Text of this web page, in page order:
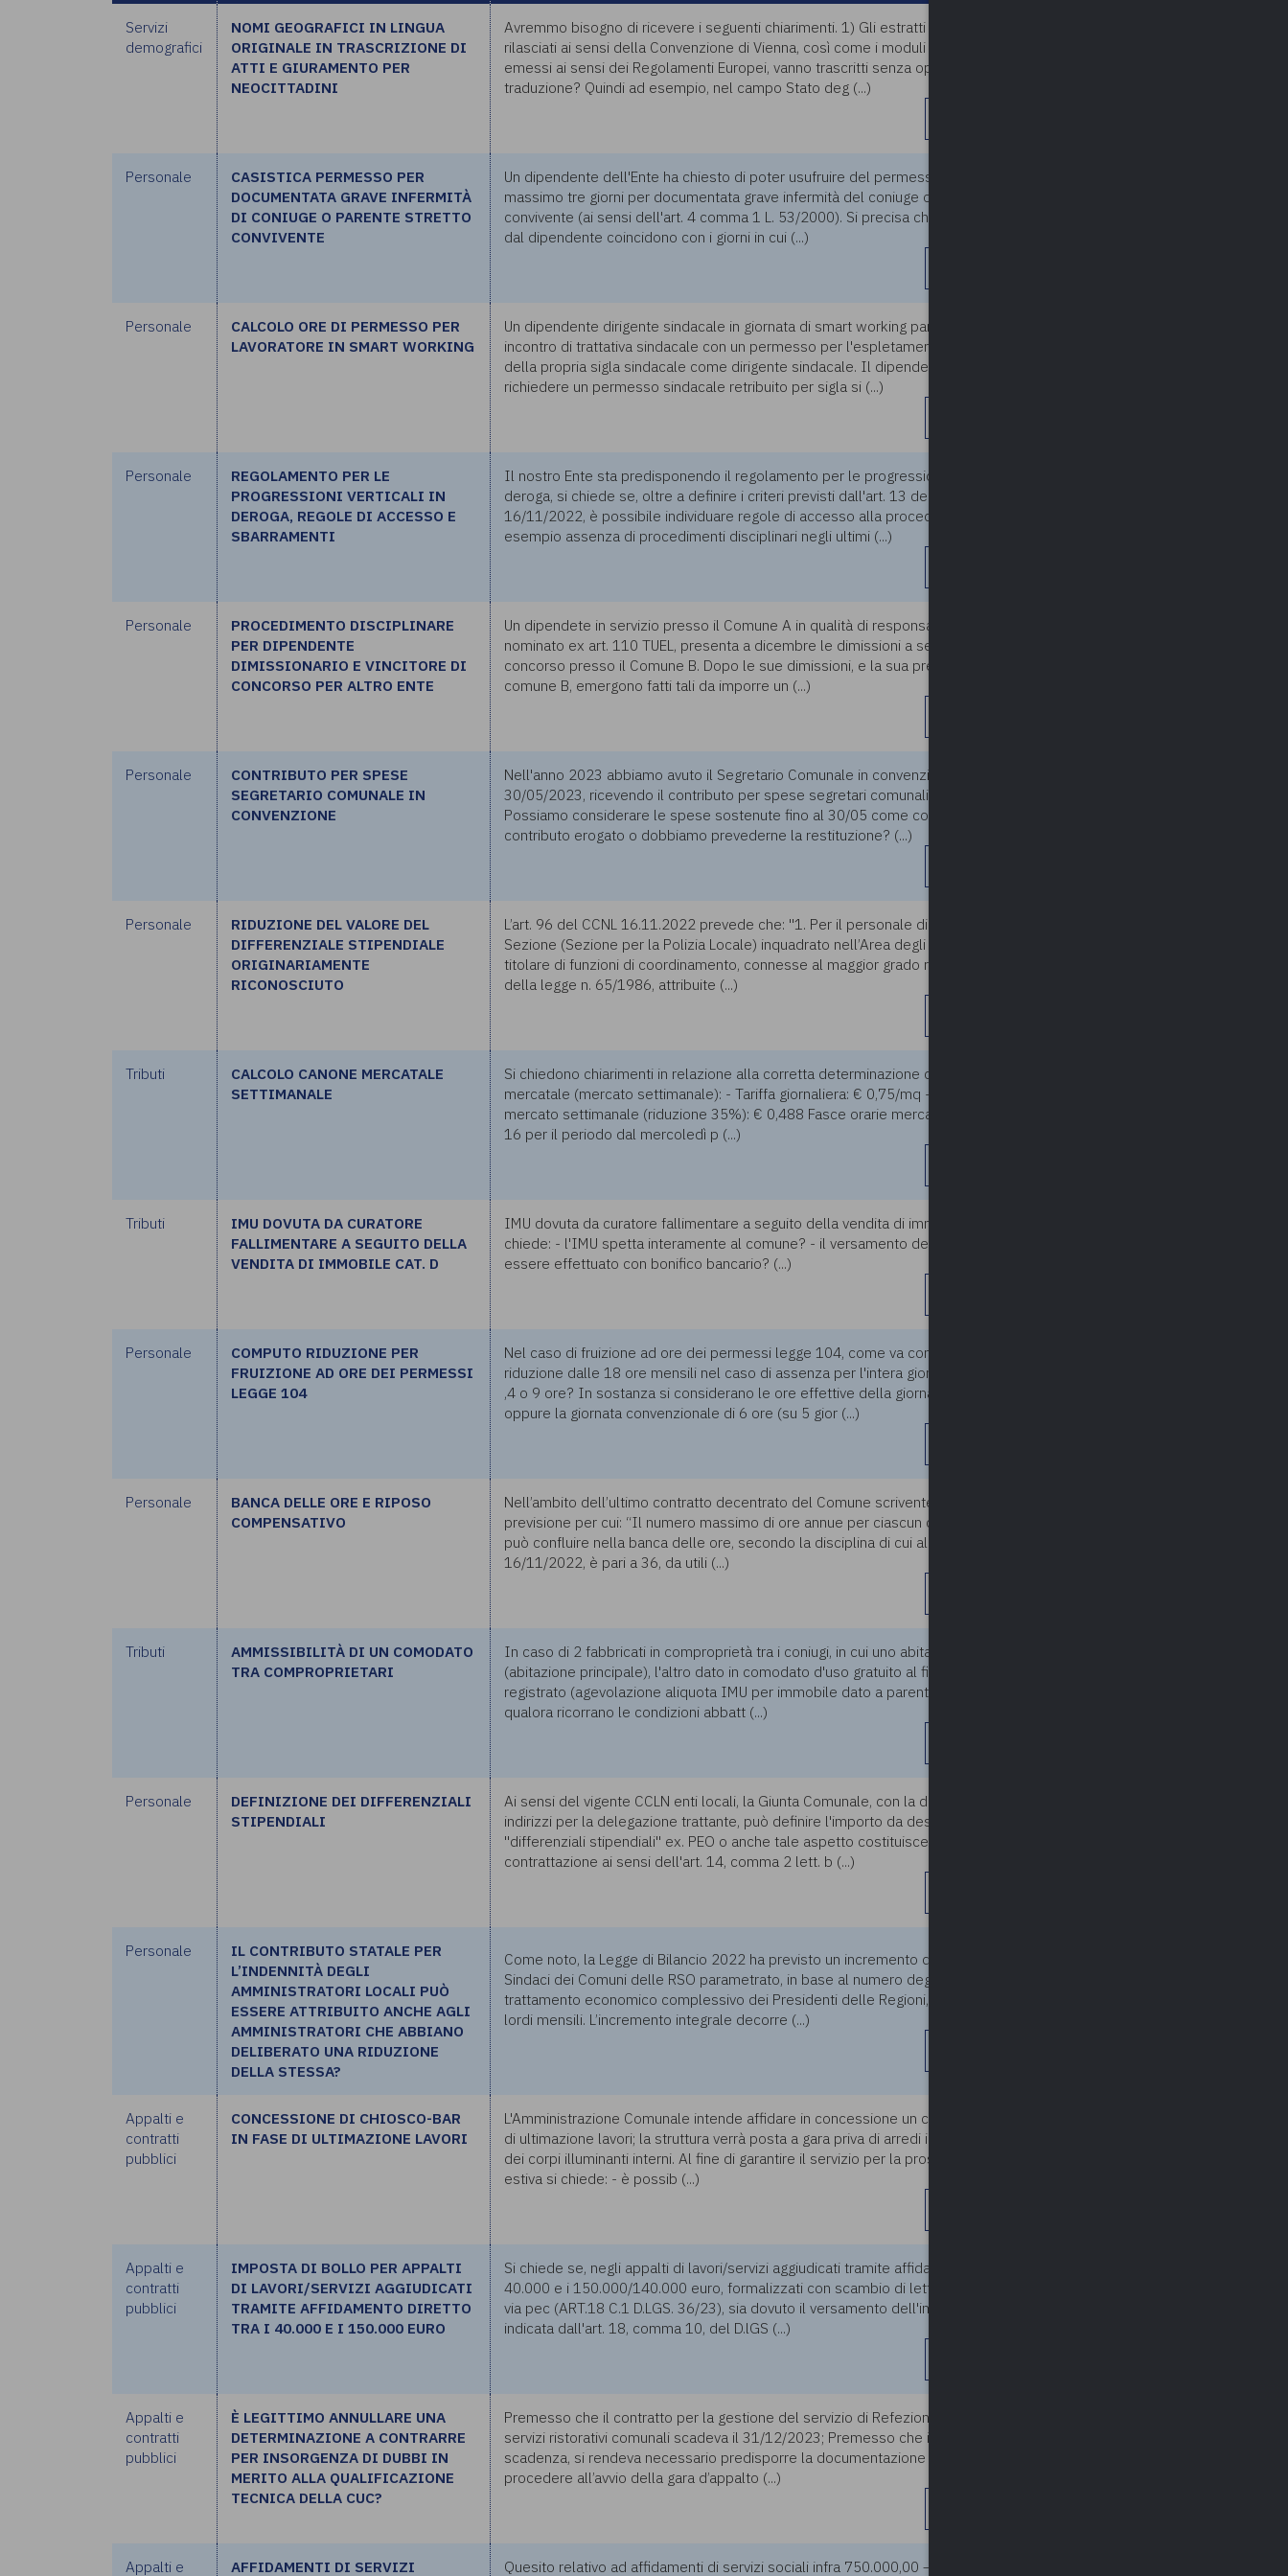
Servizi
demografici
NOMI GEOGRAFICI IN LINGUA
ORIGINALE IN TRASCRIZIONE DI
ATTI E GIURAMENTO PER
NEOCITTADINI
Avremmo bisogno di ricevere i seguenti chiarimenti. 1) Gli estratti internazionali
rilasciati ai sensi della Convenzione di Vienna, così come i moduli che vengono
emessi ai sensi dei Regolamenti Europei, vanno trascritti senza operare alcuna
traduzione? Quindi ad esempio, nel campo Stato deg (...)
Personale
CASISTICA PERMESSO PER
DOCUMENTATA GRAVE INFERMITÀ
DI CONIUGE O PARENTE STRETTO
CONVIVENTE
Un dipendente dell'Ente ha chiesto di poter usufruire del permesso retribuito di
massimo tre giorni per documentata grave infermità del coniuge o parente stretto
convivente (ai sensi dell'art. 4 comma 1 L. 53/2000). Si precisa che i giorni richiesti
dal dipendente coincidono con i giorni in cui (...)
Personale
CALCOLO ORE DI PERMESSO PER
LAVORATORE IN SMART WORKING
Un dipendente dirigente sindacale in giornata di smart working partecipa ad un
incontro di trattativa sindacale con un permesso per l'espletamento del mandato
della propria sigla sindacale come dirigente sindacale. Il dipendente è tenuto a
richiedere un permesso sindacale retribuito per sigla si (...)
Personale
REGOLAMENTO PER LE
PROGRESSIONI VERTICALI IN
DEROGA, REGOLE DI ACCESSO E
SBARRAMENTI
Il nostro Ente sta predisponendo il regolamento per le progressioni verticali in
deroga, si chiede se, oltre a definire i criteri previsti dall'art. 13 del CCNL
16/11/2022, è possibile individuare regole di accesso alla procedura, come ad
esempio assenza di procedimenti disciplinari negli ultimi (...)
Personale
PROCEDIMENTO DISCIPLINARE
PER DIPENDENTE
DIMISSIONARIO E VINCITORE DI
CONCORSO PER ALTRO ENTE
Un dipendete in servizio presso il Comune A in qualità di responsabile di servizio,
nominato ex art. 110 TUEL, presenta a dicembre le dimissioni a seguito di vincita di
concorso presso il Comune B. Dopo le sue dimissioni, e la sua presa di servizio nel
comune B, emergono fatti tali da imporre un (...)
Personale
CONTRIBUTO PER SPESE
SEGRETARIO COMUNALE IN
CONVENZIONE
Nell'anno 2023 abbiamo avuto il Segretario Comunale in convenzione fino al
30/05/2023, ricevendo il contributo per spese segretari comunali di 13.333,00 euro.
Possiamo considerare le spese sostenute fino al 30/05 come coperte dal
contributo erogato o dobbiamo prevederne la restituzione? (...)
Personale
RIDUZIONE DEL VALORE DEL
DIFFERENZIALE STIPENDIALE
ORIGINARIAMENTE
RICONOSCIUTO
L’art. 96 del CCNL 16.11.2022 prevede che: "1. Per il personale di cui alla presente
Sezione (Sezione per la Polizia Locale) inquadrato nell’Area degli istruttori che risulti
titolare di funzioni di coordinamento, connesse al maggior grado rivestito ai sensi
della legge n. 65/1986, attribuite (...)
Tributi
CALCOLO CANONE MERCATALE
SETTIMANALE
Si chiedono chiarimenti in relazione alla corretta determinazione del canone
mercatale (mercato settimanale): - Tariffa giornaliera: € 0,75/mq - Tariffa giornaliera
mercato settimanale (riduzione 35%): € 0,488 Fasce orarie mercato: - dalle 8 alle
16 per il periodo dal mercoledì p (...)
Tributi
IMU DOVUTA DA CURATORE
FALLIMENTARE A SEGUITO DELLA
VENDITA DI IMMOBILE CAT. D
IMU dovuta da curatore fallimentare a seguito della vendita di immobile cat. D, si
chiede: - l'IMU spetta interamente al comune? - il versamento del dovuto può
essere effettuato con bonifico bancario? (...)
Personale
COMPUTO RIDUZIONE PER
FRUIZIONE AD ORE DEI PERMESSI
LEGGE 104
Nel caso di fruizione ad ore dei permessi legge 104, come va computata la
riduzione dalle 18 ore mensili nel caso di assenza per l'intera giornata lavorativa di 5
,4 o 9 ore? In sostanza si considerano le ore effettive della giornata lavorativa
oppure la giornata convenzionale di 6 ore (su 5 gior (...)
Personale
BANCA DELLE ORE E RIPOSO
COMPENSATIVO
Nell’ambito dell’ultimo contratto decentrato del Comune scrivente, è stata inserita la
previsione per cui: “Il numero massimo di ore annue per ciascun dipendente che
può confluire nella banca delle ore, secondo la disciplina di cui all’art. 33 del CCNL
16/11/2022, è pari a 36, da utili (...)
Tributi
AMMISSIBILITÀ DI UN COMODATO
TRA COMPROPRIETARI
In caso di 2 fabbricati in comproprietà tra i coniugi, in cui uno abitato dai coniugi
(abitazione principale), l'altro dato in comodato d'uso gratuito al figlio con contratto
registrato (agevolazione aliquota IMU per immobile dato a parente di primo grado e
qualora ricorrano le condizioni abbatt (...)
Personale
DEFINIZIONE DEI DIFFERENZIALI
STIPENDIALI
Ai sensi del vigente CCLN enti locali, la Giunta Comunale, con la delibera sugli
indirizzi per la delegazione trattante, può definire l'importo da destinare per i
"differenziali stipendiali" ex. PEO o anche tale aspetto costituisce oggetto di
contrattazione ai sensi dell'art. 14, comma 2 lett. b (...)
Personale
IL CONTRIBUTO STATALE PER
L’INDENNITÀ DEGLI
AMMINISTRATORI LOCALI PUÒ
ESSERE ATTRIBUITO ANCHE AGLI
AMMINISTRATORI CHE ABBIANO
DELIBERATO UNA RIDUZIONE
DELLA STESSA?
Come noto, la Legge di Bilancio 2022 ha previsto un incremento delle indennità dei
Sindaci dei Comuni delle RSO parametrato, in base al numero degli abitanti, al
trattamento economico complessivo dei Presidenti delle Regioni, pari a 13.800 euro
lordi mensili. L’incremento integrale decorre (...)
Appalti e
contratti
pubblici
CONCESSIONE DI CHIOSCO-BAR
IN FASE DI ULTIMAZIONE LAVORI
L'Amministrazione Comunale intende affidare in concessione un chiosco-bar in fase
di ultimazione lavori; la struttura verrà posta a gara priva di arredi interni ed esterni e
dei corpi illuminanti interni. Al fine di garantire il servizio per la prossima stagione
estiva si chiede: - è possib (...)
Appalti e
contratti
pubblici
IMPOSTA DI BOLLO PER APPALTI
DI LAVORI/SERVIZI AGGIUDICATI
TRAMITE AFFIDAMENTO DIRETTO
TRA I 40.000 E I 150.000 EURO
Si chiede se, negli appalti di lavori/servizi aggiudicati tramite affidamento diretto tra i
40.000 e i 150.000/140.000 euro, formalizzati con scambio di lettera commerciale
via pec (ART.18 C.1 D.LGS. 36/23), sia dovuto il versamento dell'imposta di bollo
indicata dall'art. 18, comma 10, del D.lGS (...)
Appalti e
contratti
pubblici
È LEGITTIMO ANNULLARE UNA
DETERMINAZIONE A CONTRARRE
PER INSORGENZA DI DUBBI IN
MERITO ALLA QUALIFICAZIONE
TECNICA DELLA CUC?
Premesso che il contratto per la gestione del servizio di Refezione scolastica e dei
servizi ristorativi comunali scadeva il 31/12/2023; Premesso che in vista di tale
scadenza, si rendeva necessario predisporre la documentazione di gara, per poter
procedere all’avvio della gara d’appalto (...)
Appalti e AFFIDAMENTI DI SERVIZI Quesito relativo ad affidamenti di servizi sociali infra 750.000,00 – scelta procedura: